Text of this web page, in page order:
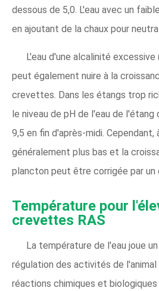
dessous de 5,0. L'eau avec un
en ajoutant de la chaux pour
L'eau d'une alcalinité excessive
peut également nuire à la
crevettes. Dans les étangs trop
le niveau de pH de l'eau de
9,5 en fin d'après-midi. Cependant,
généralement plus bas et la
plancton peut être corrigée par un
Température pour
crevettes RAS
La température de l'eau joue
régulation des activités de
réactions chimiques et